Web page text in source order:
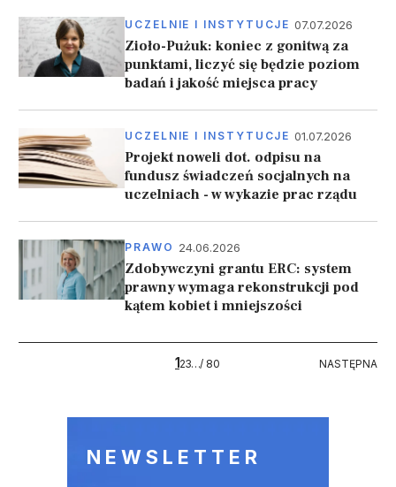
UCZELNIE I INSTYTUCJE 07.07.2026
Zioło-Pużuk: koniec z gonitwą za
punktami, liczyć się będzie poziom
badań i jakość miejsca pracy
UCZELNIE I INSTYTUCJE 01.07.2026
Projekt noweli dot. odpisu na
fundusz świadczeń socjalnych na
uczelniach - w wykazie prac rządu
PRAWO 24.06.2026
Zdobywczyni grantu ERC: system
prawny wymaga rekonstrukcji pod
kątem kobiet i mniejszości
123…/ 80
80 NASTĘPNA
NASTĘPNA
NEWSLETTER